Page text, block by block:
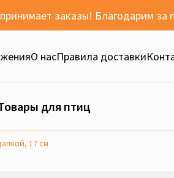
заказы! Благодарим за
О насПравила доставки
для птиц
17 см